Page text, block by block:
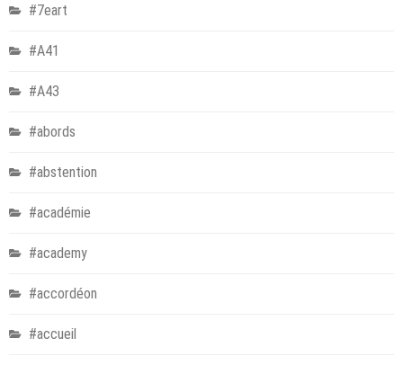
#7eart
#A41
#A43
#abords
#abstention
#académie
#academy
#accordéon
#accueil